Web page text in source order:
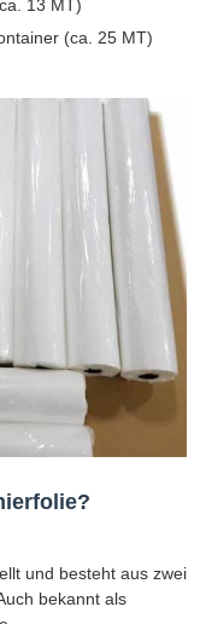
13 MT)
(ca. 25 MT)
und besteht aus zwei
bekannt als